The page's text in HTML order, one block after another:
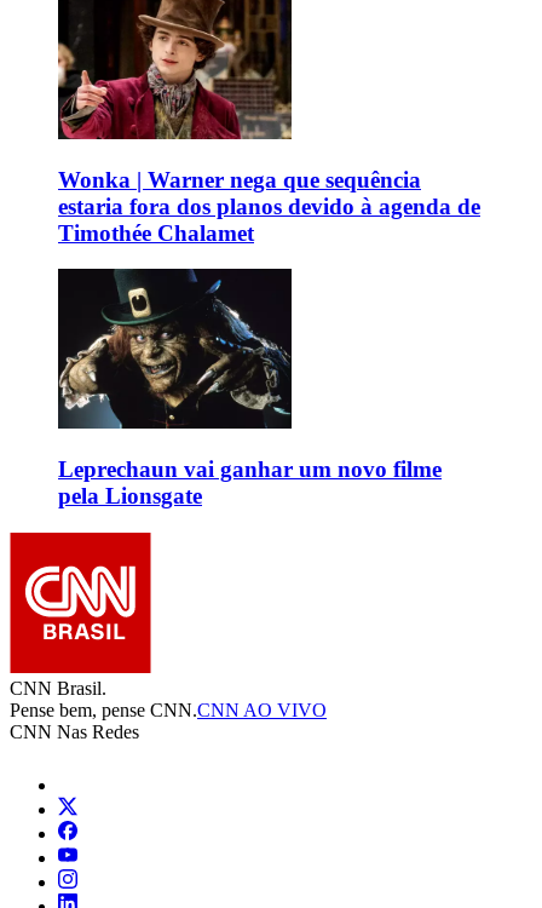
Wonka | Warner nega que sequência
estaria fora dos planos devido à agenda de
Timothée Chalamet
Leprechaun vai ganhar um novo filme
pela Lionsgate
CNN Brasil.
Pense bem, pense CNN.CNN AO VIVO
CNN Nas Redes